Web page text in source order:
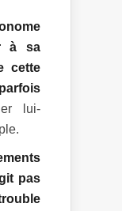
à sa
cette
lui-
pas